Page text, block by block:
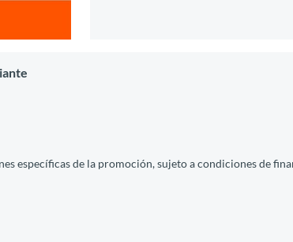
específicas de la promoción, sujeto a condiciones de